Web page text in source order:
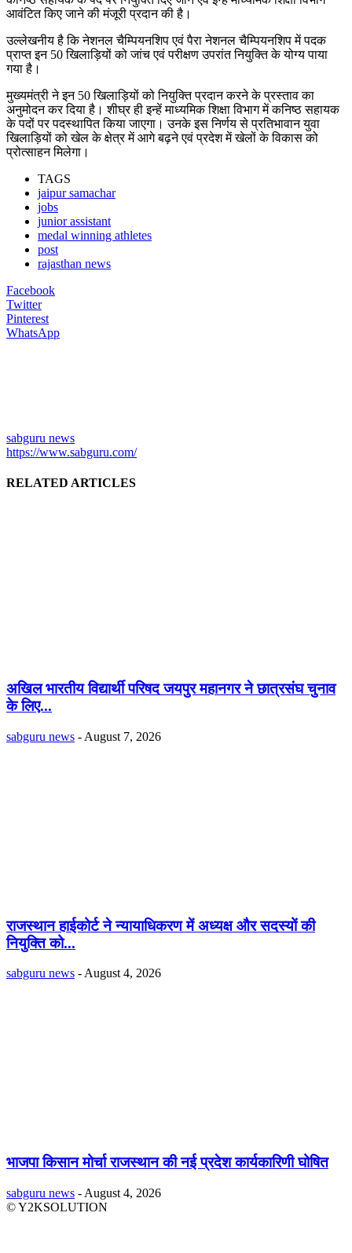
आवंटित किए जाने की मंजूरी प्रदान की है।
उल्लेखनीय है कि नेशनल चैम्पियनशिप एवं पैरा नेशनल चैम्पियनशिप में पदक
प्राप्त इन 50 खिलाड़ियों को जांच एवं परीक्षण उपरांत नियुक्ति के योग्य पाया
गया है।
मुख्यमंत्री ने इन 50 खिलाड़ियों को नियुक्ति प्रदान करने के प्रस्ताव का
अनुमोदन कर दिया है। शीघ्र ही इन्हें माध्यमिक शिक्षा विभाग में कनिष्ठ सहायक
के पदों पर पदस्थापित किया जाएगा। उनके इस निर्णय से प्रतिभावान युवा
खिलाड़ियों को खेल के क्षेत्र में आगे बढ़ने एवं प्रदेश में खेलों के विकास को
प्रोत्साहन मिलेगा।
TAGS
jaipur samachar
jobs
junior assistant
medal winning athletes
post
rajasthan news
Facebook
Twitter
Pinterest
WhatsApp
sabguru news
https://www.sabguru.com/
RELATED ARTICLES
अखिल भारतीय विद्यार्थी परिषद जयपुर महानगर ने छात्रसंघ चुनाव
के लिए...
sabguru news - August 7, 2026
राजस्थान हाईकोर्ट ने न्यायाधिकरण में अध्यक्ष और सदस्यों की
नियुक्ति को...
sabguru news - August 4, 2026
भाजपा किसान मोर्चा राजस्थान की नई प्रदेश कार्यकारिणी घोषित
sabguru news - August 4, 2026
© Y2KSOLUTION